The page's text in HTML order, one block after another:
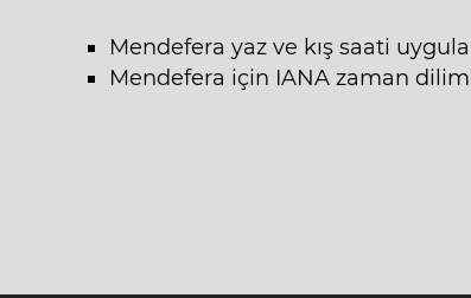
Mendefera yaz ve kış saati
Mendefera için IANA zaman dilimi